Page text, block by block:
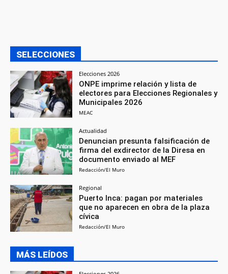
SELECCIONES
Elecciones 2026
ONPE imprime relación y lista de
electores para Elecciones Regionales y
Municipales 2026
MEAC
Actualidad
Denuncian presunta falsificación de
firma del exdirector de la Diresa en
documento enviado al MEF
Redacción/El Muro
Regional
Puerto Inca: pagan por materiales
que no aparecen en obra de la plaza
cívica
Redacción/El Muro
MÁS LEÍDOS